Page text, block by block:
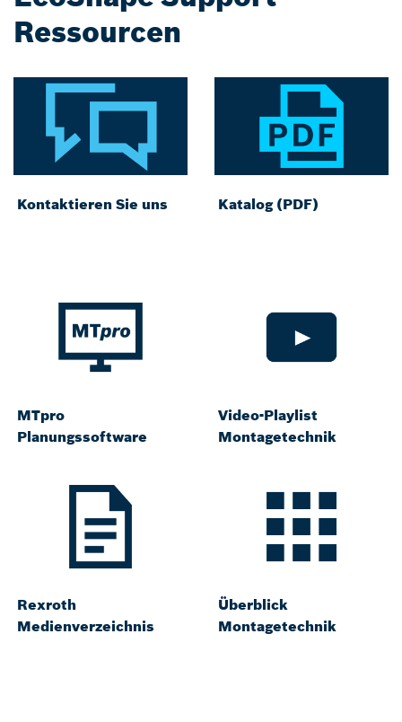
Ressourcen
Kontaktieren Sie uns Katalog (PDF)
MTpro
Planungssoftware
Video-Playlist
Montagetechnik
Rexroth
Medienverzeichnis
Überblick
Montagetechnik